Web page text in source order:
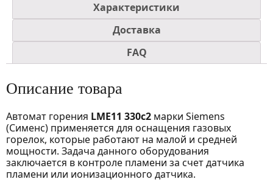
Характеристики
Доставка
FAQ
Описание товара
Автомат горения LME11 330c2 марки Siemens
(Сименс) применяется для оснащения газовых
горелок, которые работают на малой и средней
мощности. Задача данного оборудования
заключается в контроле пламени за счет датчика
пламени или ионизационного датчика.